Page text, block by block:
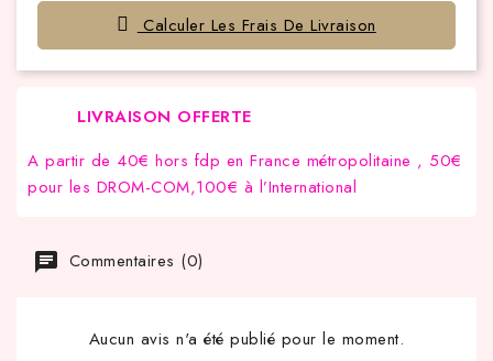
Calculer Les Frais De Livraison
LIVRAISON OFFERTE
A partir de 40€ hors fdp en France métropolitaine , 50€
pour les DROM-COM,100€ à l’International
Commentaires (0)
Aucun avis n'a été publié pour le moment.